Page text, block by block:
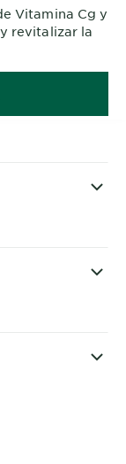
Vitamina Cg y
revitalizar la